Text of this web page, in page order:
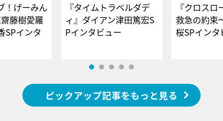
！げーみん
藤樹愛羅
SPインタ
『タイムトラベルダデ
ィ』ダイアン津田篤宏S
Pインタビュー
『クロス
救急の約束
桜SPイ
ピックアップ記事をもっと見る